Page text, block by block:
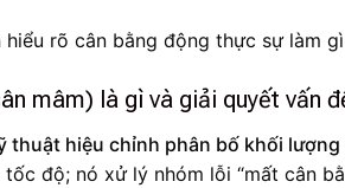
rõ cân bằng động thực sự làm
mâm) là gì và giải quyết vấn
thuật hiệu chỉnh phân bố khối
độ; nó xử lý nhóm lỗi “mất cân